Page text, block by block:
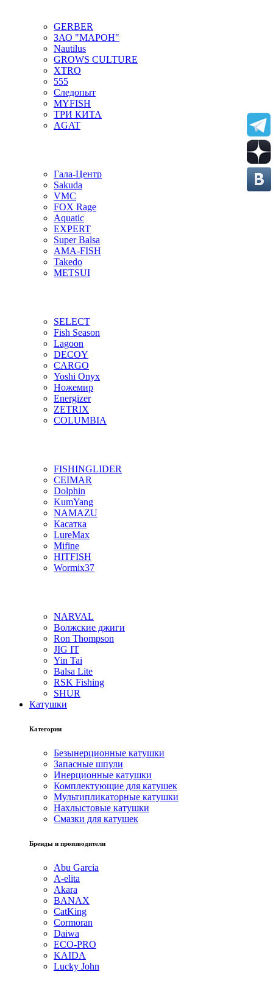
GERBER
ЗАО "МАРОН"
Nautilus
GROWS CULTURE
XTRO
555
Следопыт
MYFISH
ТРИ КИТА
AGAT
Гала-Центр
Sakuda
VMC
FOX Rage
Aquatic
EXPERT
Super Balsa
AMA-FISH
Takedo
METSUI
SELECT
Fish Season
Lagoon
DECOY
CARGO
Yoshi Onyx
Ножемир
Energizer
ZETRIX
COLUMBIA
FISHINGLIDER
CEIMAR
Dolphin
KumYang
NAMAZU
Касатка
LureMax
Mifine
HITFISH
Wormix37
NARVAL
Волжские джиги
Ron Thompson
JIG IT
Yin Tai
Balsa Lite
RSK Fishing
SHUR
Катушки
Категории
Безынерционные катушки
Запасные шпули
Инерционные катушки
Комплектующие для катушек
Мультипликаторные катушки
Нахлыстовые катушки
Смазки для катушек
Бренды и производители
Abu Garcia
A-elita
Akara
BANAX
CatKing
Cormoran
Daiwa
ECO-PRO
KAIDA
Lucky John